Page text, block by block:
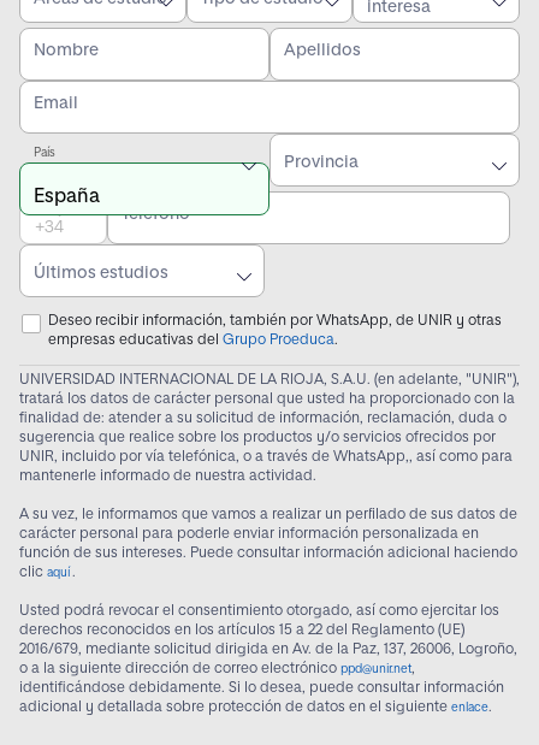
interesa
Nombre Apellidos
Email
País
Provincia
Teléfono
Últimos estudios
Deseo recibir información, también por WhatsApp, de UNIR y otras
empresas educativas del Grupo Proeduca.
UNIVERSIDAD INTERNACIONAL DE LA RIOJA, S.A.U. (en adelante, "UNIR"),
tratará los datos de carácter personal que usted ha proporcionado con la
finalidad de: atender a su solicitud de información, reclamación, duda o
sugerencia que realice sobre los productos y/o servicios ofrecidos por
UNIR, incluido por vía telefónica, o a través de WhatsApp,, así como para
mantenerle informado de nuestra actividad.
A su vez, le informamos que vamos a realizar un perfilado de sus datos de
carácter personal para poderle enviar información personalizada en
función de sus intereses. Puede consultar información adicional haciendo
clic aquí .
Usted podrá revocar el consentimiento otorgado, así como ejercitar los
derechos reconocidos en los artículos 15 a 22 del Reglamento (UE)
2016/679, mediante solicitud dirigida en Av. de la Paz, 137, 26006, Logroño,
o a la siguiente dirección de correo electrónico ppd@unir.net,
identificándose debidamente. Si lo desea, puede consultar información
adicional y detallada sobre protección de datos en el siguiente enlace.